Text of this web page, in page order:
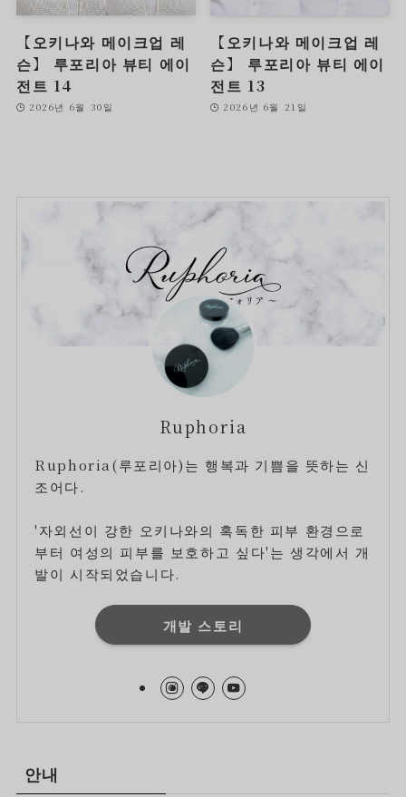
【오키나와 메이크업 레
슨】 루포리아 뷰티 에이
전트 14
2026년 6월 30일
【오키나와 메이크업 레
슨】 루포리아 뷰티 에이
전트 13
2026년 6월 21일
Ruphoria
Ruphoria(루포리아)는 행복과 기쁨을 뜻하는 신
조어다.
'자외선이 강한 오키나와의 혹독한 피부 환경으로
부터 여성의 피부를 보호하고 싶다'는 생각에서 개
발이 시작되었습니다.
개발 스토리
안내